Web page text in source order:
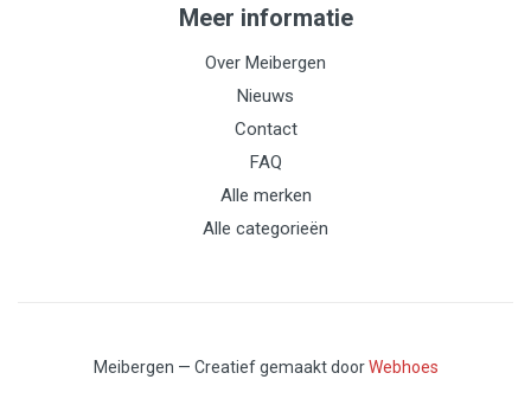
Meer informatie
Over Meibergen
Nieuws
Contact
FAQ
Alle merken
Alle categorieën
Meibergen — Creatief gemaakt doorWebhoes